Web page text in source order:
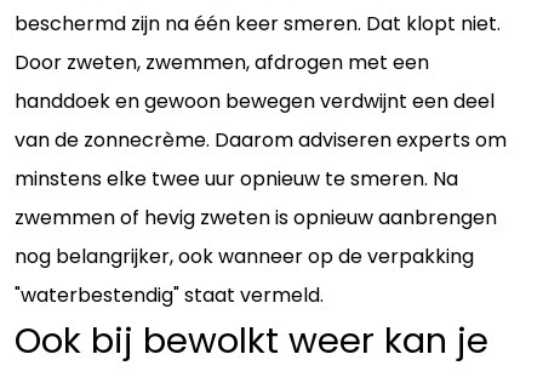
beschermd zijn na één keer smeren. Dat klopt niet.
Door zweten, zwemmen, afdrogen met een
handdoek en gewoon bewegen verdwijnt een deel
van de zonnecrème. Daarom adviseren experts om
minstens elke twee uur opnieuw te smeren. Na
zwemmen of hevig zweten is opnieuw aanbrengen
nog belangrijker, ook wanneer op de verpakking
"waterbestendig" staat vermeld.
Ook bij bewolkt weer kan je